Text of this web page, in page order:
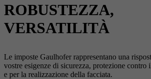
ROBUSTEZZA,
VERSATILITÀ
Le imposte Gaulhofer rappresentano una
vostre esigenze di sicurezza, protezione contro
e per la realizzazione della facciata.